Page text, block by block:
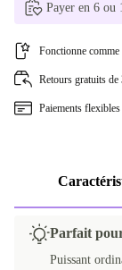
Payer en 6 ou
Fonctionne
Retours gratuits de
Paiements flexibles
Parfait
Puissant